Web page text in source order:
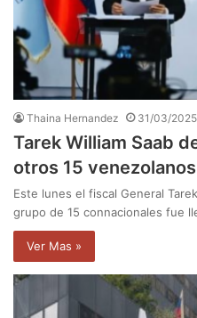
Thaina Hernandez 31/03/2025
Tarek William Saab
otros 15
Este lunes el fiscal General
grupo de 15 connacionales fue
Ver Mas »